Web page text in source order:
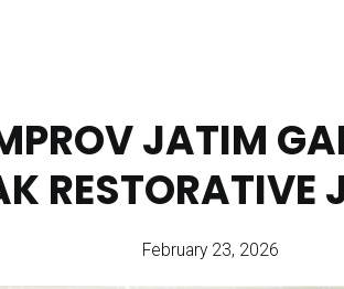
JATIM
RESTORATIVE
February 23, 2026